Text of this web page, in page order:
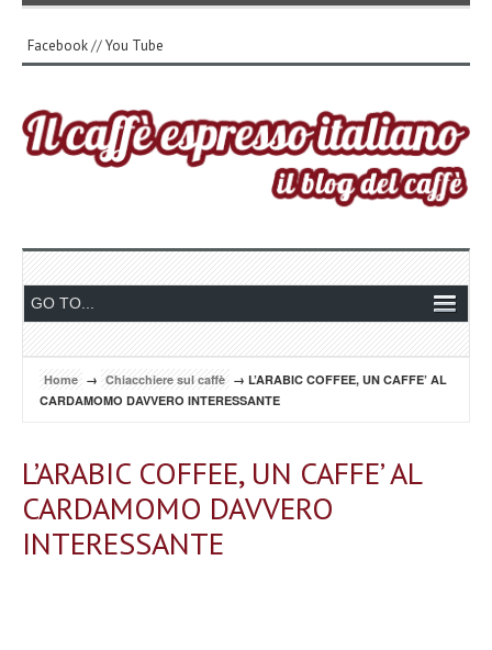
Facebook//You Tube
Home → Chiacchiere sul caffè → L’ARABIC COFFEE, UN CAFFE’ AL
CARDAMOMO DAVVERO INTERESSANTE
L’ARABIC COFFEE, UN CAFFE’ AL
CARDAMOMO DAVVERO
INTERESSANTE